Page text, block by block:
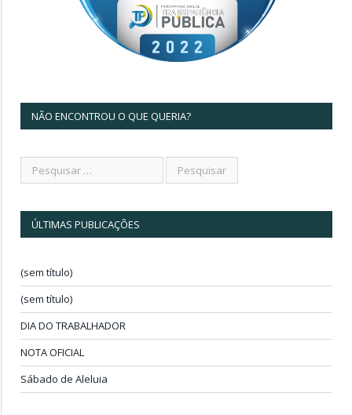
NÃO ENCONTROU O QUE QUERIA?
ÚLTIMAS PUBLICAÇÕES
(sem título)
(sem título)
DIA DO TRABALHADOR
NOTA OFICIAL
Sábado de Aleluia